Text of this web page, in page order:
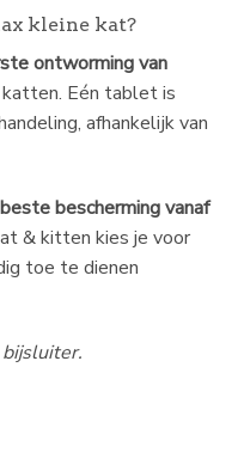
kleine kat?
ontworming van
Eén tablet is
afhankelijk van
bescherming vanaf
& kitten kies je voor
toe te dienen